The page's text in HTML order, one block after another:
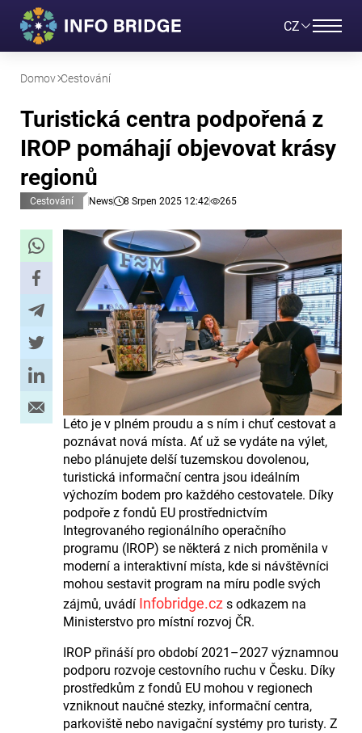
CZ
Domov Cestování
Turistická centra podpořená z
IROP pomáhají objevovat krásy
regionů
Cestování News 8 Srpen 2025 12:42 265
Léto je v plném proudu a s ním i chuť cestovat a
poznávat nová místa. Ať už se vydáte na výlet,
nebo plánujete delší tuzemskou dovolenou,
turistická informační centra jsou ideálním
výchozím bodem pro každého cestovatele. Díky
podpoře z fondů EU prostřednictvím
Integrovaného regionálního operačního
programu (IROP) se některá z nich proměnila v
moderní a interaktivní místa, kde si návštěvníci
mohou sestavit program na míru podle svých
zájmů, uvádí Infobridge.czs odkazem na
Ministerstvo pro místní rozvoj ČR.
IROP přináší pro období 2021–2027 významnou
podporu rozvoje cestovního ruchu v Česku. Díky
prostředkům z fondů EU mohou v regionech
vzniknout naučné stezky, informační centra,
parkoviště nebo navigační systémy pro turisty. Z